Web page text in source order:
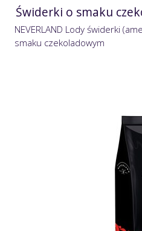
Świderki o smaku
NEVERLAND Lody świderki
smaku czekoladowym